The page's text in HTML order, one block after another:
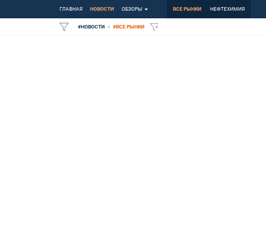
ГЛАВНАЯ НОВОСТИ ОБЗОРЫ ВСЕ РЫНКИ НЕФТЕХИМИЯ
#НОВОСТИ #ВСЕ РЫНКИ